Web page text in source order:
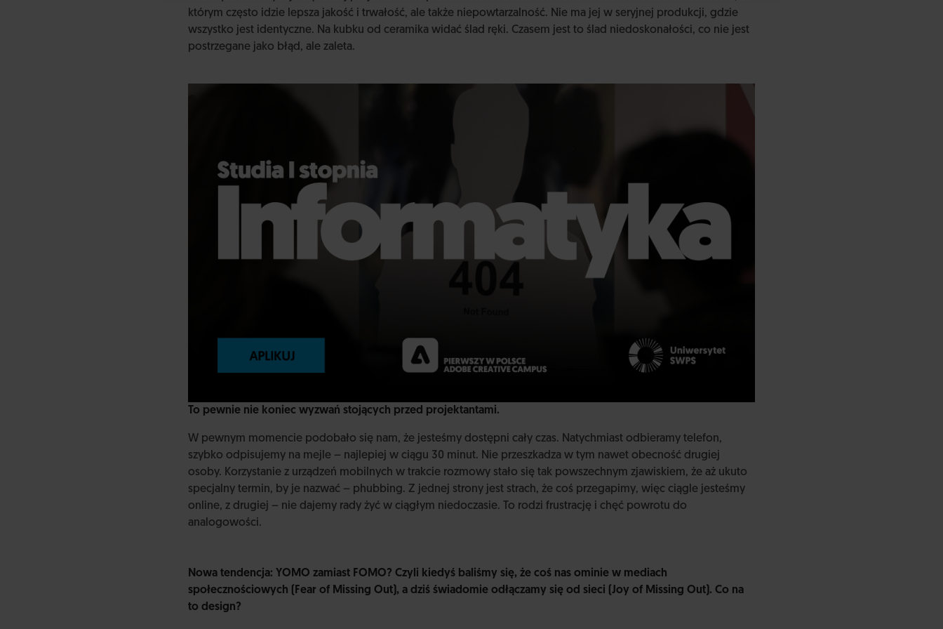
którym często idzie lepsza jakość i trwałość, ale także niepowtarzalność. Nie ma jej w seryjnej produkcji, gdzie
wszystko jest identyczne. Na kubku od ceramika widać ślad ręki. Czasem jest to ślad niedoskonałości, co nie jest
postrzegane jako błąd, ale zaleta.
To pewnie nie koniec wyzwań stojących przed projektantami.
W pewnym momencie podobało się nam, że jesteśmy dostępni cały czas. Natychmiast odbieramy telefon,
szybko odpisujemy na mejle – najlepiej w ciągu 30 minut. Nie przeszkadza w tym nawet obecność drugiej
osoby. Korzystanie z urządzeń mobilnych w trakcie rozmowy stało się tak powszechnym zjawiskiem, że aż ukuto
specjalny termin, by je nazwać – phubbing. Z jednej strony jest strach, że coś przegapimy, więc ciągle jesteśmy
online, z drugiej – nie dajemy rady żyć w ciągłym niedoczasie. To rodzi frustrację i chęć powrotu do
analogowości.
Nowa tendencja: YOMO zamiast FOMO? Czyli kiedyś baliśmy się, że coś nas ominie w mediach
społecznościowych (Fear of Missing Out), a dziś świadomie odłączamy się od sieci (Joy of Missing Out). Co na
to design?